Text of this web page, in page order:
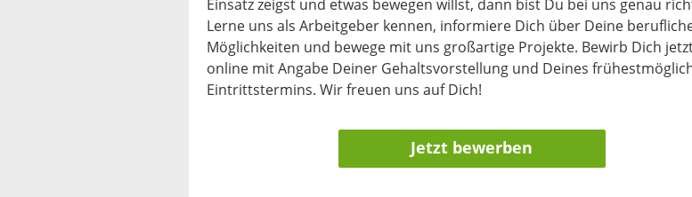
Einsatz zeigst und etwas bewegen willst, dann bist Du bei uns genau
Lerne uns als Arbeitgeber kennen, informiere Dich über Deine
Möglichkeiten und bewege mit uns großartige Projekte. Bewirb Dich
online mit Angabe Deiner Gehaltsvorstellung und Deines
Eintrittstermins. Wir freuen uns auf Dich!
Jetzt bewerben